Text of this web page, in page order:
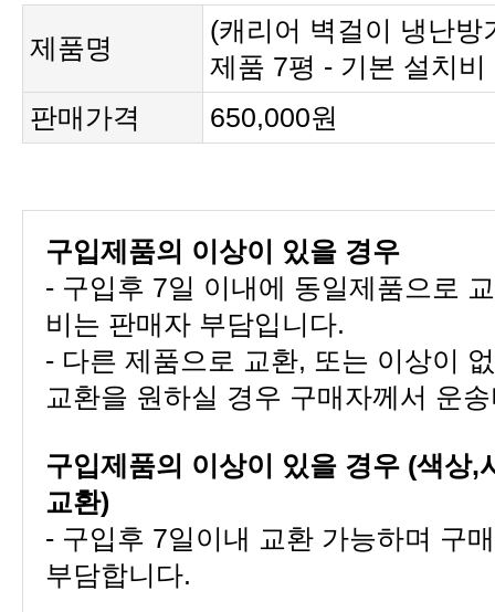
제품명
제품 7평 - 기본 설치비
판매가격
650,000원
구입제품의 이상이 있을 경우
비는 판매자 부담입니다.
교환을 원하실 경우 구매자께서 운
교환)
부담합니다.